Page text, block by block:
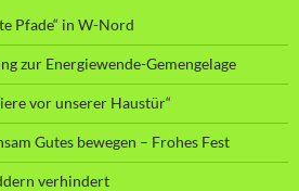
Pfade“ in W-Nord
zur Energiewende-Gemengelage
vor unserer Haustür“
Gutes bewegen – Frohes Fest
verhindert